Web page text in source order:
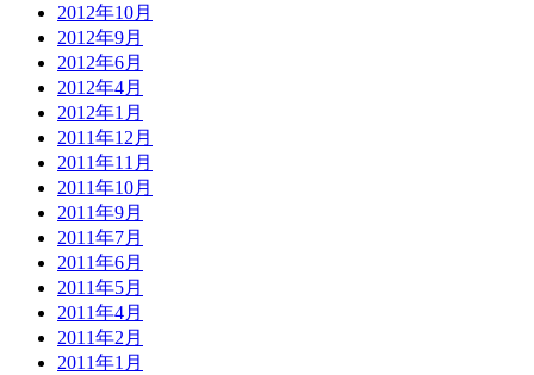
2012年10月
2012年9月
2012年6月
2012年4月
2012年1月
2011年12月
2011年11月
2011年10月
2011年9月
2011年7月
2011年6月
2011年5月
2011年4月
2011年2月
2011年1月